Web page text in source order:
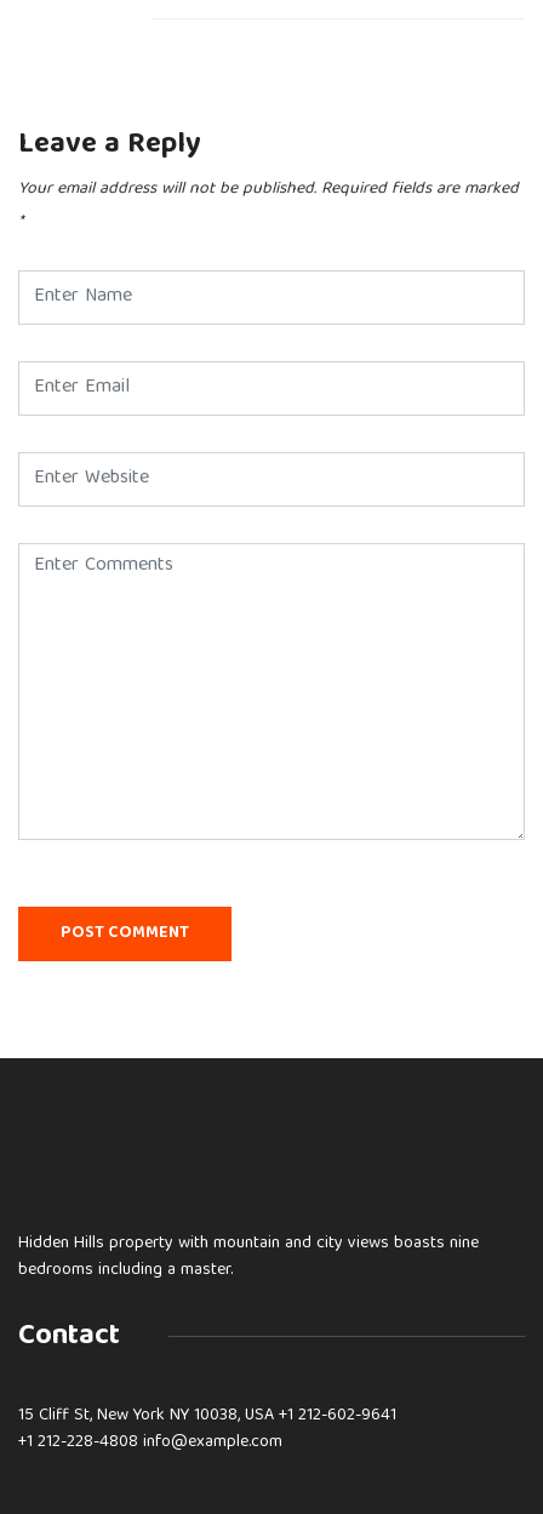
Leave a Reply
Your email address will not be published. Required fields are marked
*
Hidden Hills property with mountain and city views boasts nine
bedrooms including a master.
Contact
15 Cliff St, New York NY 10038, USA+1 212-602-9641
+1 212-228-4808 info@example.com